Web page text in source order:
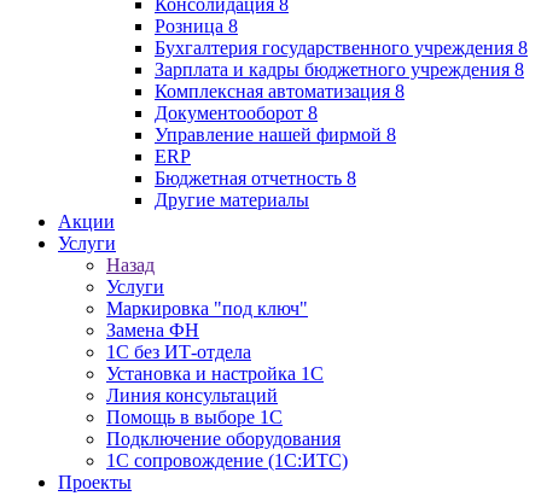
Консолидация 8
Розница 8
Бухгалтерия государственного учреждения 8
Зарплата и кадры бюджетного учреждения 8
Комплексная автоматизация 8
Документооборот 8
Управление нашей фирмой 8
ERP
Бюджетная отчетность 8
Другие материалы
Акции
Услуги
Назад
Услуги
Маркировка "под ключ"
Замена ФН
1С без ИТ-отдела
Установка и настройка 1С
Линия консультаций
Помощь в выборе 1С
Подключение оборудования
1С сопровождение (1С:ИТС)
Проекты